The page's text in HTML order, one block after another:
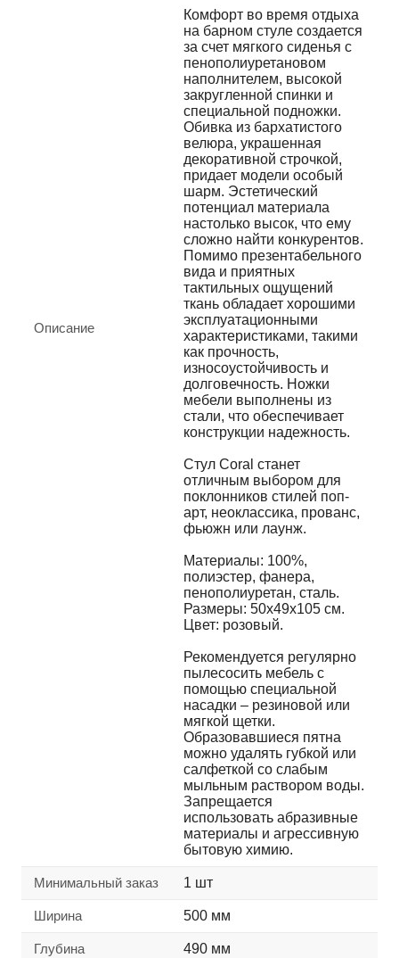
Описание
Комфорт во время отдыха
на барном стуле создается
за счет мягкого сиденья с
пенополиуретановом
наполнителем, высокой
закругленной спинки и
специальной подножки.
Обивка из бархатистого
велюра, украшенная
декоративной строчкой,
придает модели особый
шарм. Эстетический
потенциал материала
настолько высок, что ему
сложно найти конкурентов.
Помимо презентабельного
вида и приятных
тактильных ощущений
ткань обладает хорошими
эксплуатационными
характеристиками, такими
как прочность,
износоустойчивость и
долговечность. Ножки
мебели выполнены из
стали, что обеспечивает
конструкции надежность.
Стул Coral станет
отличным выбором для
поклонников стилей поп-
арт, неоклассика, прованс,
фьюжн или лаунж.
Материалы: 100%,
полиэстер, фанера,
пенополиуретан, сталь.
Размеры: 50х49х105 см.
Цвет: розовый.
Рекомендуется регулярно
пылесосить мебель с
помощью специальной
насадки – резиновой или
мягкой щетки.
Образовавшиеся пятна
можно удалять губкой или
салфеткой со слабым
мыльным раствором воды.
Запрещается
использовать абразивные
материалы и агрессивную
бытовую химию.
Минимальный заказ 1 шт
Ширина 500 мм
Глубина 490 мм